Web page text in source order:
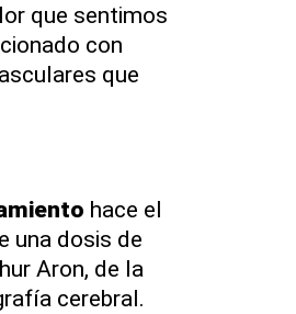
que sentimos
con
que
hace el
una dosis de
Aron, de la
cerebral.